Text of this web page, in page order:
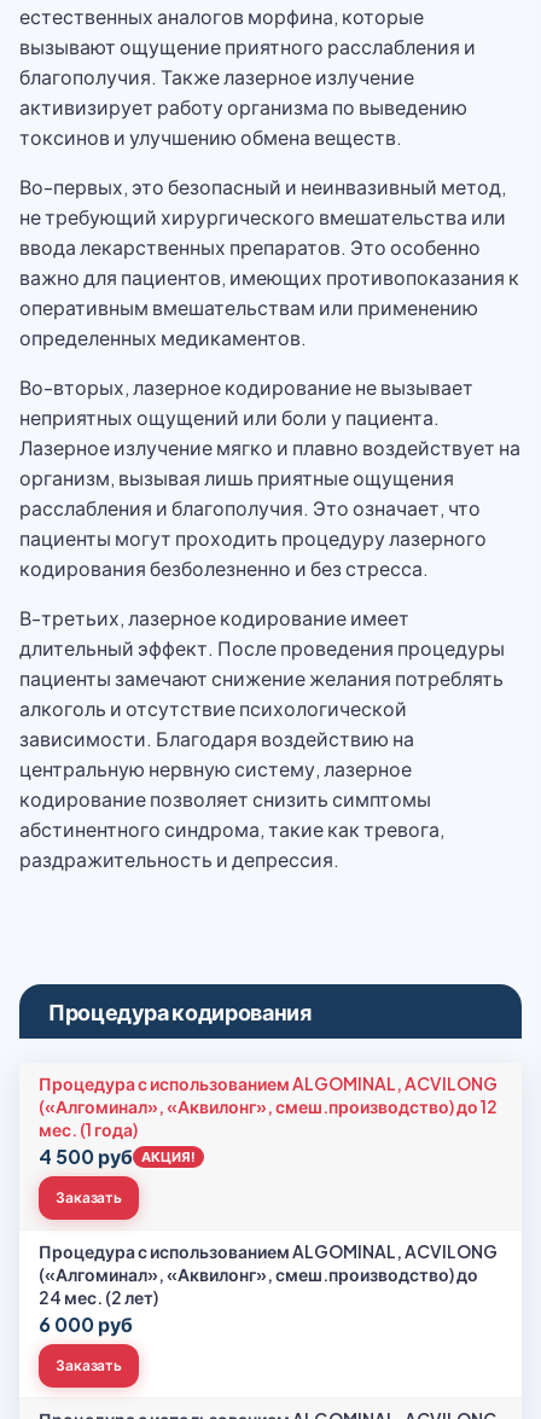
естественных аналогов морфина, которые
вызывают ощущение приятного расслабления и
благополучия. Также лазерное излучение
активизирует работу организма по выведению
токсинов и улучшению обмена веществ.
Во-первых, это безопасный и неинвазивный метод,
не требующий хирургического вмешательства или
ввода лекарственных препаратов. Это особенно
важно для пациентов, имеющих противопоказания к
оперативным вмешательствам или применению
определенных медикаментов.
Во-вторых, лазерное кодирование не вызывает
неприятных ощущений или боли у пациента.
Лазерное излучение мягко и плавно воздействует на
организм, вызывая лишь приятные ощущения
расслабления и благополучия. Это означает, что
пациенты могут проходить процедуру лазерного
кодирования безболезненно и без стресса.
В-третьих, лазерное кодирование имеет
длительный эффект. После проведения процедуры
пациенты замечают снижение желания потреблять
алкоголь и отсутствие психологической
зависимости. Благодаря воздействию на
центральную нервную систему, лазерное
кодирование позволяет снизить симптомы
абстинентного синдрома, такие как тревога,
раздражительность и депрессия.
Процедура кодирования
Процедура с использованием ALGOMINAL, ACVILONG
(«Алгоминал», «Аквилонг», смеш.производство) до 12
мес. (1 года)
4 500 руб АКЦИЯ!
Заказать
Процедура с использованием ALGOMINAL, ACVILONG
(«Алгоминал», «Аквилонг», смеш.производство) до
24 мес. (2 лет)
6 000 руб
Заказать